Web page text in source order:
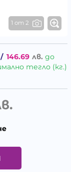
1 от 2
/ 146.69 лв. до
тегло (кг.)